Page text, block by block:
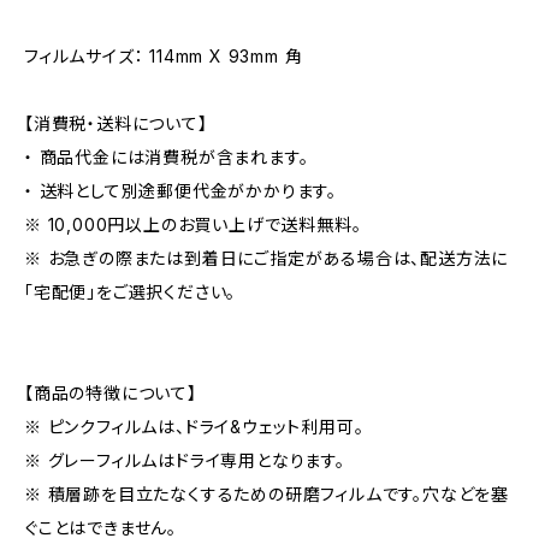
フィルムサイズ： 114mm X 93mm 角
【消費税・送料について】
・ 商品代金には消費税が含まれます。
・ 送料として別途郵便代金がかかります。
※ 10,000円以上のお買い上げで送料無料。
※ お急ぎの際または到着日にご指定がある場合は、配送方法に
「宅配便」をご選択ください。
【商品の特徴について】
※ ピンクフィルムは、ドライ&ウェット利用可。
※ グレーフィルムはドライ専用となります。
※ 積層跡を目立たなくするための研磨フィルムです。穴などを塞
ぐことはできません。